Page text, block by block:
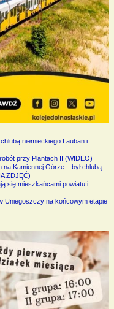
niemieckiego Lauban i
przy Plantach II (WIDEO)
na Kamiennej Górze – był chlubą
ZDJĘĆ)
się mieszkańcami powiatu i
Uniegoszczy na końcowym etapie